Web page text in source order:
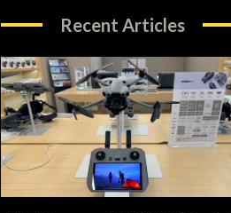
Recent Articles